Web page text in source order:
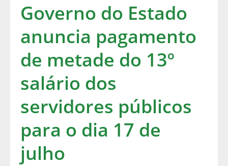
Governo do Estado
anuncia pagamento
de metade do 13º
salário dos
servidores públicos
para o dia 17 de
julho